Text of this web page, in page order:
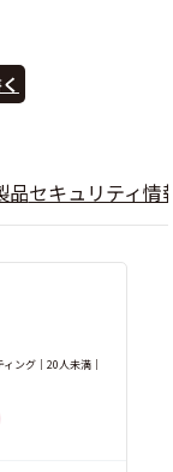
品セキュリティ情
ング｜20人未満｜